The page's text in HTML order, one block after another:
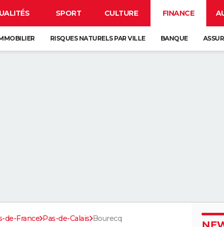
SPORT CULTURE FINANCE
RISQUES NATURELS PAR VILLE BANQUE
de-France Pas-de-Calais Bourecq